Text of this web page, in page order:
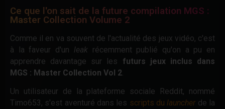
Ce que l'on sait de la future compilation MGS :
Master Collection Volume 2
Comme il en va souvent de l'actualité des jeux vidéo, c'est
à la faveur d'un leak récemment publié qu'on a pu en
apprendre davantage sur les futurs jeux inclus dans
MGS : Master Collection Vol 2
Un utilisateur de la plateforme sociale Reddit, nommé
Timo653, s'est aventuré dans les scripts dulauncher de la